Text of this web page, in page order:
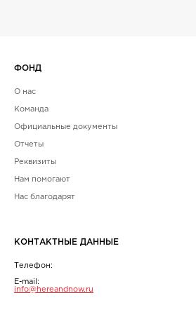
ФОНД
О нас
Команда
Официальные документы
Отчеты
Реквизиты
Нам помогают
Нас благодарят
КОНТАКТНЫЕ ДАННЫЕ
Телефон:
E-mail:
info@hereandnow.ru